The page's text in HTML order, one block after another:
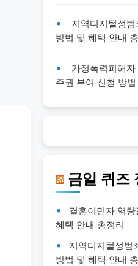
지역디지털성
방법 및 혜택 안내
가정폭력피해
주권 부여 신청 방
금일 퀴즈
결혼이민자 역
혜택 안내 총정리
지역디지털성범
방법 및 혜택 안내